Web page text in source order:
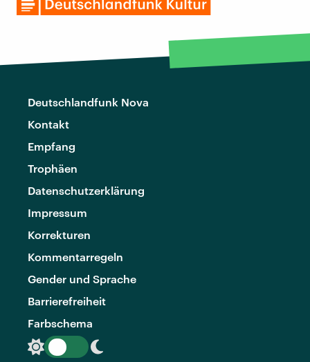
Deutschlandfunk Nova
Kontakt
Empfang
Trophäen
Datenschutzerklärung
Impressum
Korrekturen
Kommentarregeln
Gender und Sprache
Barrierefreiheit
Farbschema